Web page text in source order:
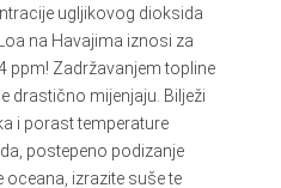
ugljikovog dioksida
na Havajima iznosi za
ppm! Zadržavanjem topline
drastično mijenjaju. Bilježi
i porast temperature
postepeno podizanje
oceana, izrazite suše te